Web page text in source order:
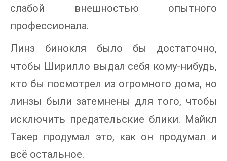
слабой внешностью опытного
профессионала.
Линз бинокля было бы достаточно,
чтобы Ширилло выдал себя кому-нибудь,
кто бы посмотрел из огромного дома, но
линзы были затемнены для того, чтобы
исключить предательские блики. Майкл
Такер продумал это, как он продумал и
всё остальное.